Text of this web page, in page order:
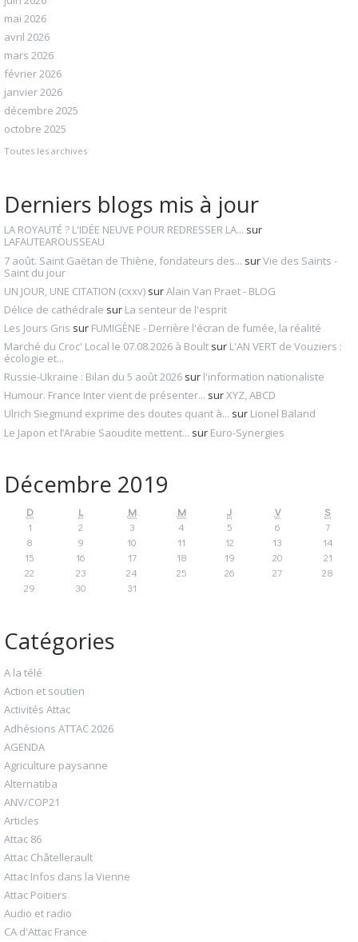
mai 2026
avril 2026
mars 2026
février 2026
janvier 2026
décembre 2025
octobre 2025
Toutes les archives
Derniers blogs mis à jour
LA ROYAUTÉ ? L'IDÉE NEUVE POUR REDRESSER LA... sur
LAFAUTEAROUSSEAU
7 août. Saint Gaëtan de Thiène, fondateurs des... surVie des Saints -
Saint du jour
UN JOUR, UNE CITATION (cxxv) surAlain Van Praet - BLOG
Délice de cathédrale sur La senteur de l'esprit
Les Jours Gris sur FUMIGÈNE - Derrière l'écran de fumée, la réalité
Marché du Croc' Local le 07.08.2026 à Boult sur L'AN VERT de Vouziers :
écologie et...
Russie-Ukraine : Bilan du 5 août 2026 sur l'information nationaliste
Humour. France Inter vient de présenter... surXYZ, ABCD
Ulrich Siegmund exprime des doutes quant à... sur Lionel Baland
Le Japon et l’Arabie Saoudite mettent... sur Euro-Synergies
Décembre 2019
D L M M J V
S
1
2 3 4 5 6
7
8
9 10 11 12 13
14
15
16 17 18 19 20
21
22
23 24 25 26 27
28
29
30 31
Catégories
A la télé
Action et soutien
Activités Attac
Adhésions ATTAC 2026
AGENDA
Agriculture paysanne
Alternatiba
ANV/COP21
Articles
Attac 86
Attac Châtellerault
Attac Infos dans la Vienne
Attac Poitiers
Audio et radio
CA d'Attac France